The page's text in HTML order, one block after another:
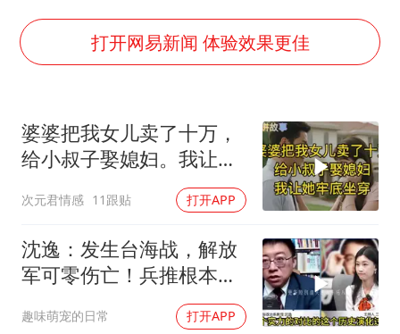
浙江海域将现5到8米巨浪到狂浪
方桃子代言广告视频已下架
构建更高水平的全民健身公共服务体系
打开网易新闻 体验效果更佳
婆婆把我女儿卖了十万，
给小叔子娶媳妇。我让她
次元君情感 11跟贴 打开APP
沈逸：发生台海战，解放
军可零伤亡！兵推根本没
趣味萌宠的日常 打开APP